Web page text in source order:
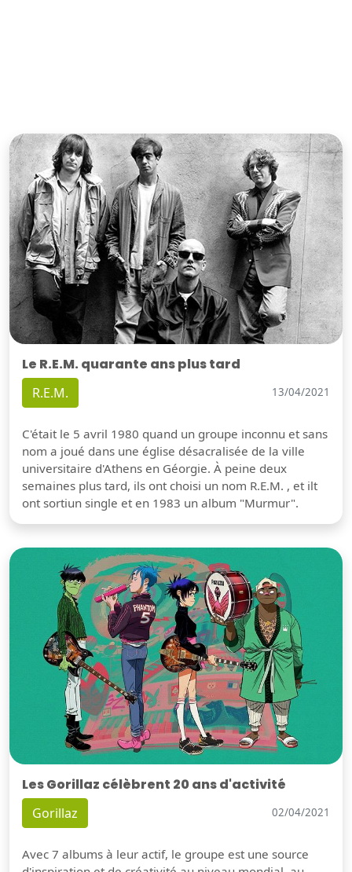
Le R.E.M. quarante ans plus tard
R.E.M. 13/04/2021
C'était le 5 avril 1980 quand un groupe inconnu et sans
nom a joué dans une église désacralisée de la ville
universitaire d'Athens en Géorgie. À peine deux
semaines plus tard, ils ont choisi un nom R.E.M. , et ilt
ont sortiun single et en 1983 un album "Murmur".
Les Gorillaz célèbrent 20 ans d'activité
Gorillaz 02/04/2021
Avec 7 albums à leur actif, le groupe est une source